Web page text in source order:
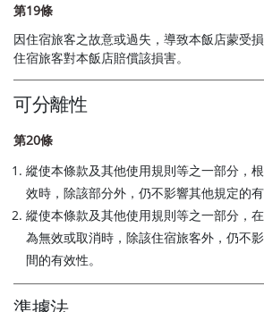
第19條
因住宿旅客之故意或過失，導致本飯店蒙受
住宿旅客對本飯店賠償該損害。
可分離性
第20條
縱使本條款及其他使用規則等之一部分，
效時，除該部分外，仍不影響其他規定的有
縱使本條款及其他使用規則等之一部分，
為無效或取消時，除該住宿旅客外，仍不
間的有效性。